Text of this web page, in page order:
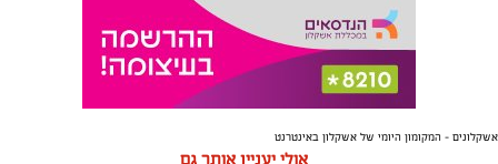
משלוחים באשקלון כל העסקים
במקום אחד
בדרום